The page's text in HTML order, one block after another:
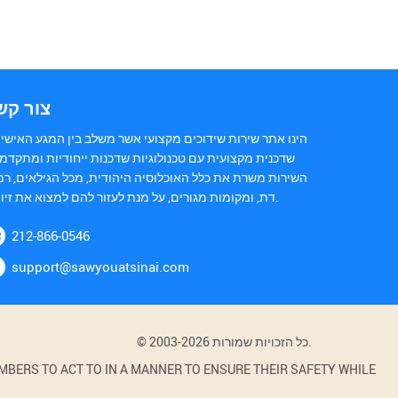
צור
הינו אתר שירות שידוכים מקצועי אשר משלב בין המגע
שדכנית מקצועית עם טכנולוגיות שדכנות ייחודיות
השירות משרת את כלל האוכלוסיה היהודית, מכל הגילאים,
דת, ומקומות מגורים, על מנת לעזור להם למצוא את זיווגם.
212-866-0546
support@sawyouatsinai.com
© 2003-2026 כל הזכויות שמורות.
TO ACT TO IN A MANNER TO ENSURE THEIR SAFETY WHILE